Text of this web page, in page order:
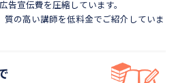
告宣伝費を圧縮しています。
質の高い講師を低料金でご紹介していま